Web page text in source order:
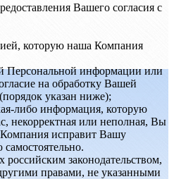
Вашего согласия с
которую наша Компания
Персональной информации или
на обработку Вашей
указан ниже);
либо информация, которую
некорректная или неполная, Вы
исправит Вашу
законодательством,
правами, не указанными